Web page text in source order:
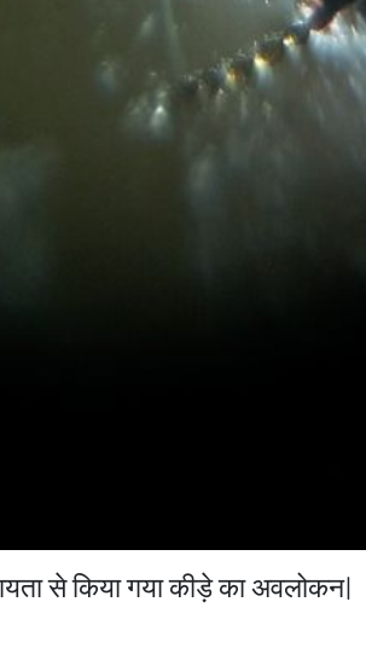
से किया गया कीड़े का अवलोकन|